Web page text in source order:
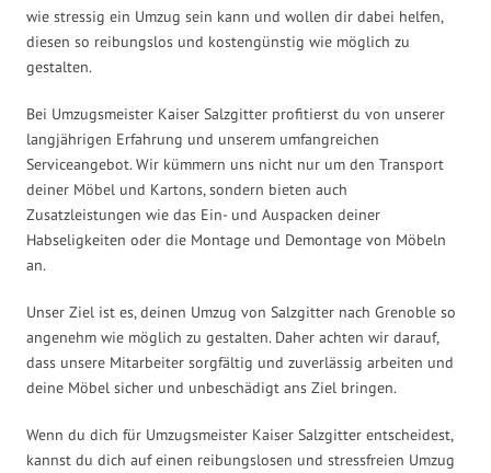
wie stressig ein Umzug sein kann und wollen dir dabei helfen,
diesen so reibungslos und kostengünstig wie möglich zu
gestalten.
Bei Umzugsmeister Kaiser Salzgitter profitierst du von unserer
langjährigen Erfahrung und unserem umfangreichen
Serviceangebot. Wir kümmern uns nicht nur um den Transport
deiner Möbel und Kartons, sondern bieten auch
Zusatzleistungen wie das Ein- und Auspacken deiner
Habseligkeiten oder die Montage und Demontage von Möbeln
an.
Unser Ziel ist es, deinen Umzug von Salzgitter nach Grenoble so
angenehm wie möglich zu gestalten. Daher achten wir darauf,
dass unsere Mitarbeiter sorgfältig und zuverlässig arbeiten und
deine Möbel sicher und unbeschädigt ans Ziel bringen.
Wenn du dich für Umzugsmeister Kaiser Salzgitter entscheidest,
kannst du dich auf einen reibungslosen und stressfreien Umzug